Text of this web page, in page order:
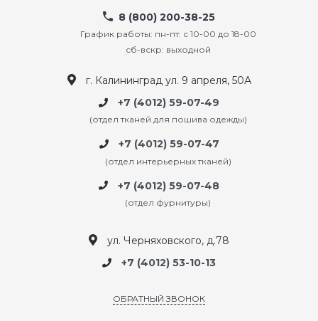
8 (800) 200-38-25
График работы: пн-пт: с 10-00 до 18-00
сб-вскр: выходной
г. Калининград ул. 9 апреля, 50А
+7 (4012) 59-07-49
(отдел тканей для пошива одежды)
+7 (4012) 59-07-47
(отдел интерьерных тканей)
+7 (4012) 59-07-48
(отдел фурнитуры)
ул. Черняховского, д.78
+7 (4012) 53-10-13
ОБРАТНЫЙ ЗВОНОК